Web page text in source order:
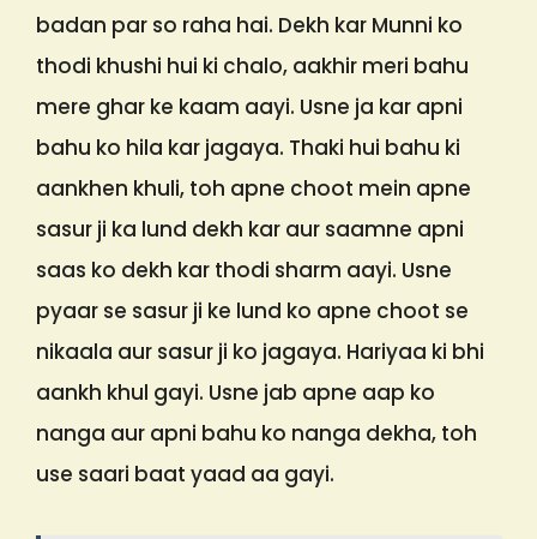
badan par so raha hai. Dekh kar Munni ko
thodi khushi hui ki chalo, aakhir meri bahu
mere ghar ke kaam aayi. Usne ja kar apni
bahu ko hila kar jagaya. Thaki hui bahu ki
aankhen khuli, toh apne choot mein apne
sasur ji ka lund dekh kar aur saamne apni
saas ko dekh kar thodi sharm aayi. Usne
pyaar se sasur ji ke lund ko apne choot se
nikaala aur sasur ji ko jagaya. Hariyaa ki bhi
aankh khul gayi. Usne jab apne aap ko
nanga aur apni bahu ko nanga dekha, toh
use saari baat yaad aa gayi.